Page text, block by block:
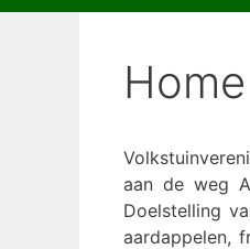
Home
aan de weg
Doelstelling
aardappelen,